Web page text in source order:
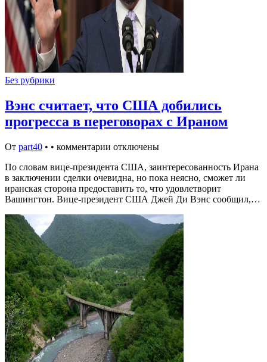
Без рубрики
Вэнс считает, что США добились
прогресса в переговорах с Ираном
От part40 • • комментарии отключены
По словам вице-президента США, заинтересованность Ирана
в заключении сделки очевидна, но пока неясно, сможет ли
иранская сторона предоставить то, что удовлетворит
Вашингтон. Вице-президент США Джей Ди Вэнс сообщил,…